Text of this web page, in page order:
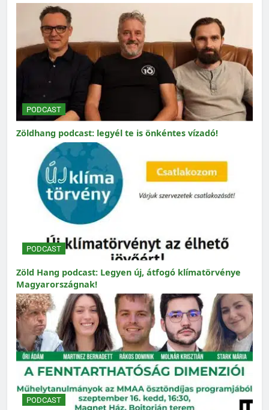
PODCAST
Zöldhang podcast: legyél te is önkéntes vízadó!
PODCAST
Zöld Hang podcast: Legyen új, átfogó klímatörvénye
Magyarországnak!
PODCAST